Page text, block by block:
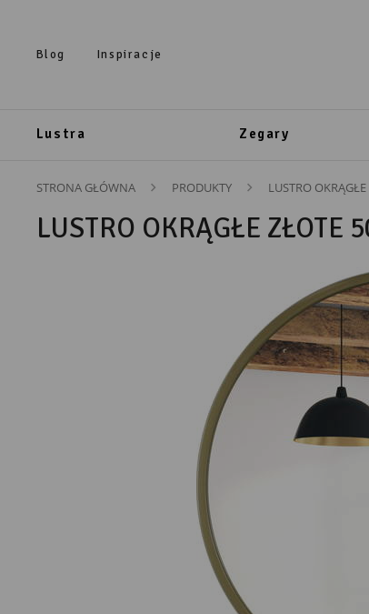
Blog Inspiracje
Lustra Zegary
STRONA GŁÓWNA PRODUKTY LUSTRO
LUSTRO OKRĄGŁE ZŁOTE